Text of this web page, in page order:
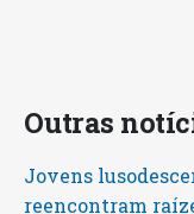
Outras
Jovens
reencontram